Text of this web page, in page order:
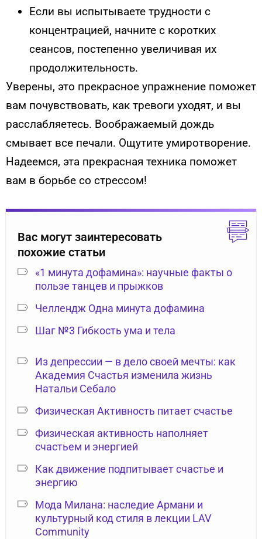
Если вы испытываете трудности с
концентрацией, начните с коротких
сеансов, постепенно увеличивая их
продолжительность.
Уверены, это прекрасное упражнение поможет
вам почувствовать, как тревоги уходят, и вы
расслабляетесь. Воображаемый дождь
смывает все печали. Ощутите умиротворение.
Надеемся, эта прекрасная техника поможет
вам в борьбе со стрессом!
Вас могут заинтересовать
похожие статьи
«1 минута дофамина»: научные факты о
пользе танцев и прыжков
Челлендж Одна минута дофамина
Шаг №3 Гибкость ума и тела
Из депрессии — в дело своей мечты: как
Академия Счастья изменила жизнь
Натальи Себало
Физическая Активность питает счастье
Физическая активность наполняет
счастьем и энергией
Как движение подпитывает счастье и
энергию
Мода Милана: наследие Армани и
культурный код стиля в лекции LAV
Community